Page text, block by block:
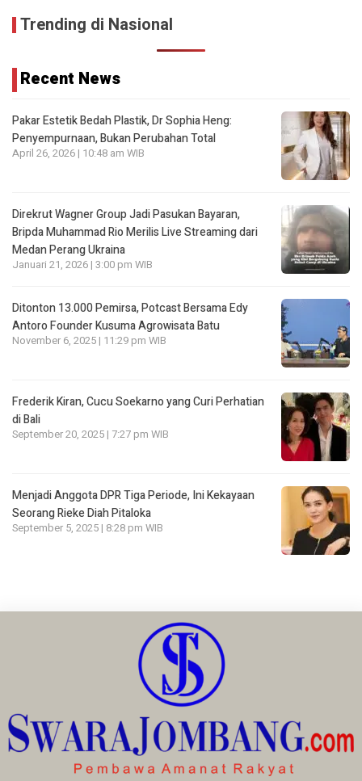
Trending di Nasional
Recent News
Pakar Estetik Bedah Plastik, Dr Sophia Heng:
Penyempurnaan, Bukan Perubahan Total
April 26, 2026 | 10:48 am WIB
Direkrut Wagner Group Jadi Pasukan Bayaran,
Bripda Muhammad Rio Merilis Live Streaming dari
Medan Perang Ukraina
Januari 21, 2026 | 3:00 pm WIB
Ditonton 13.000 Pemirsa, Potcast Bersama Edy
Antoro Founder Kusuma Agrowisata Batu
November 6, 2025 | 11:29 pm WIB
Frederik Kiran, Cucu Soekarno yang Curi Perhatian
di Bali
September 20, 2025 | 7:27 pm WIB
Menjadi Anggota DPR Tiga Periode, Ini Kekayaan
Seorang Rieke Diah Pitaloka
September 5, 2025 | 8:28 pm WIB